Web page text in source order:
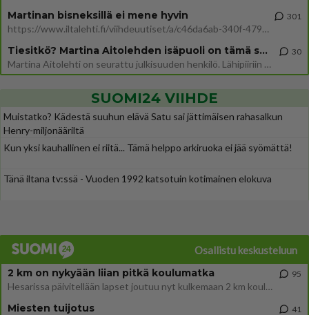
Martinan bisneksillä ei mene hyvin
https://www.iltalehti.fi/viihdeuutiset/a/c46da6ab-340f-4790-aaa7-0865eed2336 Yrityksen konkurssihakemus on tullut kärä
301
Tiesitkö? Martina Aitolehden isäpuoli on tämä suosittu laulaja
Martina Aitolehti on seurattu julkisuuden henkilö. Lähipiiriin mahtuu muitakin tunnettuja henkilöitä. Tiesitkö, että Ma
30
SUOMI24 VIIHDE
Muistatko? Kädestä suuhun elävä Satu sai jättimäisen rahasalkun
Henry-miljonääriltä
Kun yksi kauhallinen ei riitä... Tämä helppo arkiruoka ei jää syömättä!
Tänä iltana tv:ssä - Vuoden 1992 katsotuin kotimainen elokuva
Osallistu keskusteluun
2 km on nykyään liian pitkä koulumatka
Hesarissa päivitellään lapset joutuu nyt kulkemaan 2 km kouluun jösses. Ruostefillarilla tuo matka menee vaikka miten äk
95
Miesten tuijotus 41